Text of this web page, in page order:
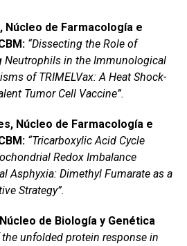
Núcleo de Farmacología e
“Dissecting the Role of
Neutrophils in the Immunological
of TRIMELVax: A Heat Shock-
Tumor Cell Vaccine”.
Núcleo de Farmacología e
“Tricarboxylic Acid Cycle
Redox Imbalance
Asphyxia: Dimethyl Fumarate as a
Strategy”.
de Biología y Genética
the unfolded protein response in